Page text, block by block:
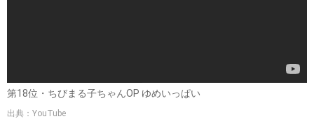
第18位・ちびまる子ちゃんOP ゆめいっぱい
出典：YouTube